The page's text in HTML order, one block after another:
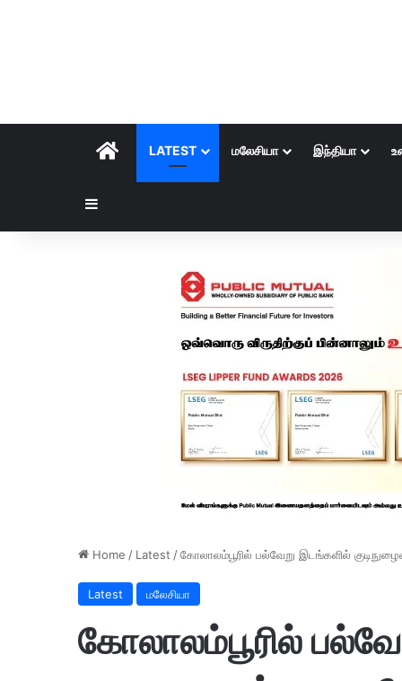
HOMELATEST மலேசியா இந்தியா
Home / Latest /கோலாலம்பூரில் பல்வேறு இடங்களில்
Latest மலேசியா
கோலாலம்பூரில்